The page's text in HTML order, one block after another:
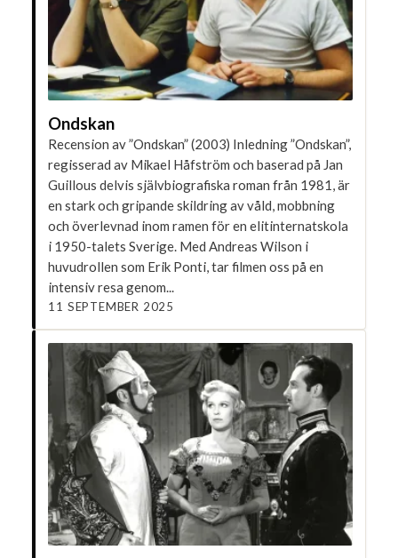
Ondskan
Recension av ”Ondskan” (2003) Inledning ”Ondskan”,
regisserad av Mikael Håfström och baserad på Jan
Guillous delvis självbiografiska roman från 1981, är
en stark och gripande skildring av våld, mobbning
och överlevnad inom ramen för en elitinternatskola
i 1950-talets Sverige. Med Andreas Wilson i
huvudrollen som Erik Ponti, tar filmen oss på en
intensiv resa genom...
11 SEPTEMBER 2025